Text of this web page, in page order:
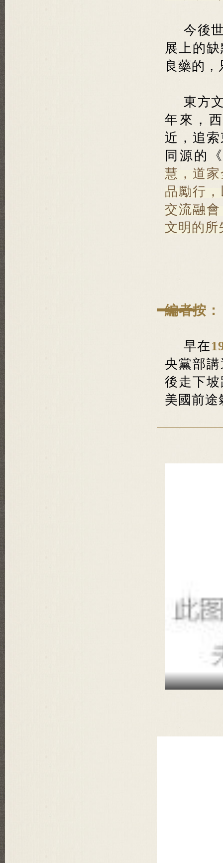
今後
展上的
良藥的
東方
年來，
近，追
同源的
慧，道
品勵行
交流融
文明的所
編者按：
早在
央黨部
後走下
美國前途